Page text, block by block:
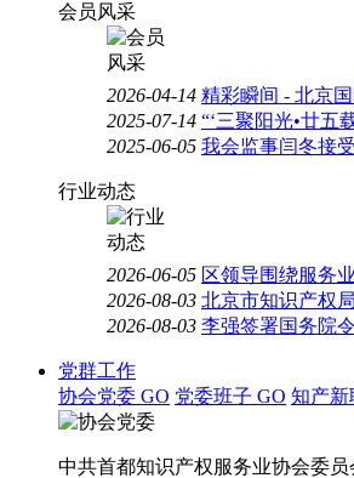
会员风采
2026-04-14 精彩瞬间 - 北京
2025-07-14 “‘三聚阳光•廿五
2025-06-05 我会监事闫冬接
行业动态
2026-06-05 区领导围绕服务
2026-08-03 北京市知识产权
2026-08-03 李强签署国务院
党群工作
协会党委 GO 党委班子 GO 知产新
中共首都知识产权服务业协会委员